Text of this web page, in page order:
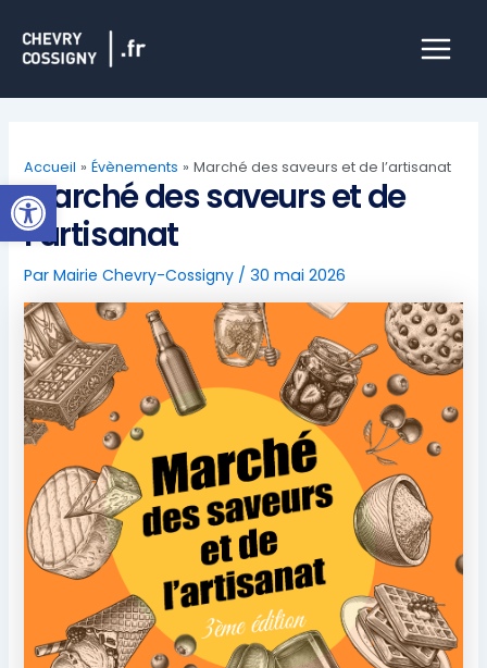
Ouvrir la barre d’outils
contenu
Menu
Accueil Évènements Marché des saveurs et de l’artisanat
Marché des saveurs et de
l’artisanat
ParMairie Chevry-Cossigny / 30 mai 2026